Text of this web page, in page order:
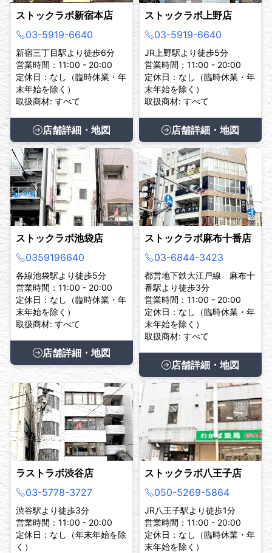
ストックラボ新宿本店
03-5919-6640
新宿三丁目駅より徒歩6分
営業時間：11:00 - 20:00
定休日：なし（臨時休業・年
末年始を除く）
取扱商材: すべて
店舗詳細・地図
ストックラボ上野店
03-5919-6640
JR上野駅より徒歩5分
営業時間：11:00 - 20:00
定休日：なし（臨時休業・年
末年始を除く）
取扱商材: すべて
店舗詳細・地図
ストックラボ池袋店
0359196640
各線池袋駅より徒歩5分
営業時間：11:00 - 20:00
定休日：なし（臨時休業・年
末年始を除く）
取扱商材: すべて
店舗詳細・地図
ストックラボ麻布十番店
03-6844-3423
都営地下鉄大江戸線 麻布十
番駅より徒歩3分
営業時間：11:00 - 20:00
定休日：なし（臨時休業・年
末年始を除く）
取扱商材: すべて
店舗詳細・地図
ラストラボ渋谷店
03-5778-3727
渋谷駅より徒歩3分
営業時間：11:00 - 20:00
定休日：なし（年末年始を除
く）
ストックラボ八王子店
050-5269-5864
JR八王子駅より徒歩1分
営業時間：11:00 - 20:00
定休日：なし（臨時休業・年
末年始を除く）